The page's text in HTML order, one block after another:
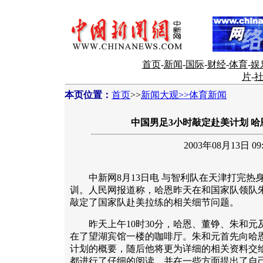
首页-新闻-国际-财经-体育-娱
片-
本页位置： 首页>>新闻大观>>体育新闻
中国男足3小时敲定赴美计划
2003年08月13日
中新网8月13日电 与智利队在天津打完热
训。人民网报道称，哈恩昨天在和国家队领队
敲定了国家队赴美拉练的相关细节问题。
昨天上午10时30分，哈恩、董铮、朱和元
在了望湖宾馆一楼的咖啡厅。朱和元首先向哈
计划的概要，随后他将更为详细的相关资料交
都进行了仔细的阅读，并在一些方面提出了自